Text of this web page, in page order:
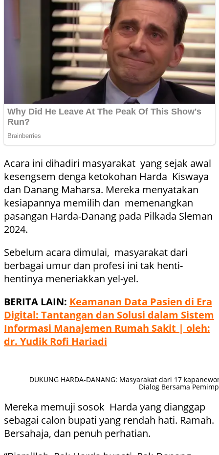
Acara ini dihadiri masyarakat yang sejak awal
kesengsem denga ketokohan Harda Kiswaya
dan Danang Maharsa. Mereka menyatakan
kesiapannya memilih dan memenangkan
pasangan Harda-Danang pada Pilkada Sleman
2024.
Sebelum acara dimulai, masyarakat dari
berbagai umur dan profesi ini tak henti-
hentinya meneriakkan yel-yel.
BERITA LAIN: Keamanan Data Pasien di Era
Digital: Tantangan dan Solusi dalam Sistem
Informasi Manajemen Rumah Sakit | oleh:
dr. Yudik Rofi Hariadi
DUKUNG HARDA-DANANG: Masyarakat dari 17
Dialog Bersama
Mereka memuji sosok Harda yang dianggap
sebagai calon bupati yang rendah hati. Ramah.
Bersahaja, dan penuh perhatian.